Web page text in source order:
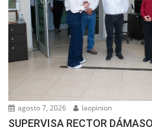
agosto 7, 2026 laopinion
SUPERVISA RECTOR